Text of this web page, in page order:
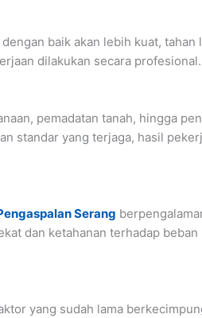
baik akan lebih kuat, tahan
dilakukan secara profesional.
pemadatan tanah, hingga
standar yang terjaga, hasil
Serang
dan ketahanan terhadap beban
yang sudah lama